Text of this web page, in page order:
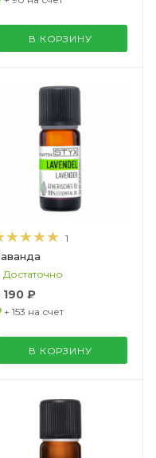
В КОРЗИНУ
1
Достаточно
190 ₽
+ 153 на счет
В КОРЗИНУ